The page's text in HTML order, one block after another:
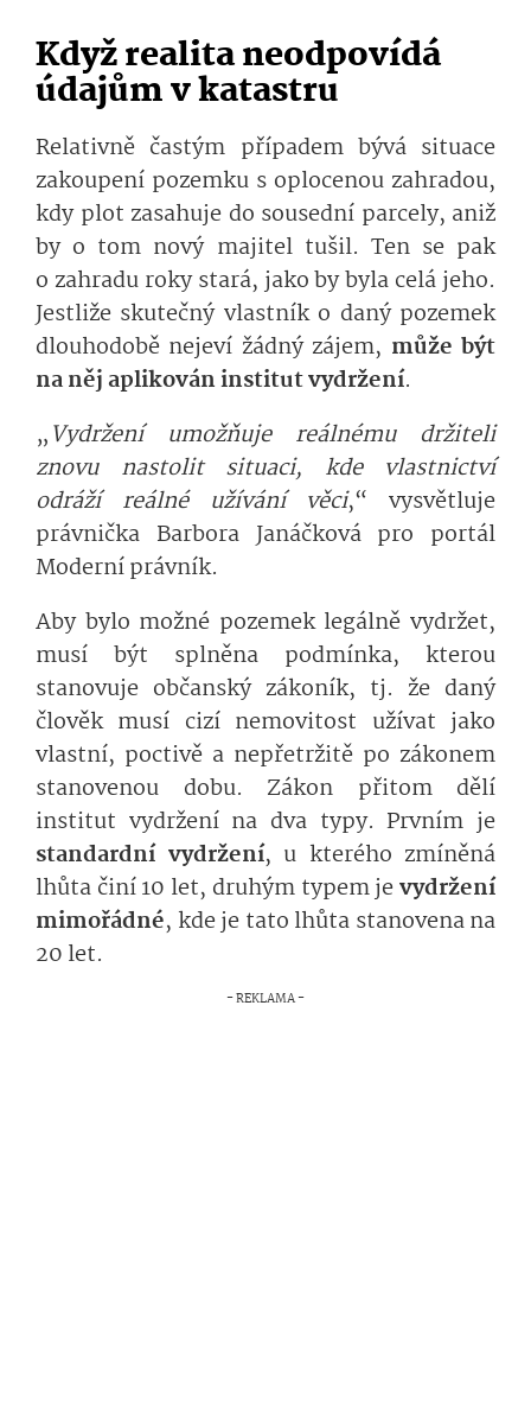
Když realita neodpovídá
údajům v katastru
Relativně častým případem bývá situace
zakoupení pozemku s oplocenou zahradou,
kdy plot zasahuje do sousední parcely, aniž
by o tom nový majitel tušil. Ten se pak
o zahradu roky stará, jako by byla celá jeho.
Jestliže skutečný vlastník o daný pozemek
dlouhodobě nejeví žádný zájem, může být
na něj aplikován institut vydržení.
„Vydržení umožňuje reálnému držiteli
znovu nastolit situaci, kde vlastnictví
odráží reálné užívání věci,“ vysvětluje
právnička Barbora Janáčková pro portál
Moderní právník.
Aby bylo možné pozemek legálně vydržet,
musí být splněna podmínka, kterou
stanovuje občanský zákoník, tj. že daný
člověk musí cizí nemovitost užívat jako
vlastní, poctivě a nepřetržitě po zákonem
stanovenou dobu. Zákon přitom dělí
institut vydržení na dva typy. Prvním je
standardní vydržení, u kterého zmíněná
lhůta činí 10 let, druhým typem jevydržení
mimořádné, kde je tato lhůta stanovena na
20 let.